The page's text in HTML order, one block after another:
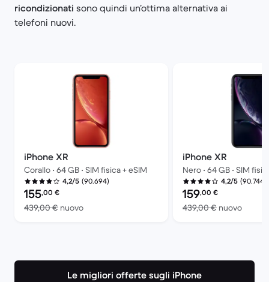
ricondizionati sono quindi un’ottima alternativa ai
telefoni nuovi.
iPhone XR
Corallo • 64 GB • SIM fisica + eSIM
4,2/5 (90.694)
Prezzo del ricondizionato:
155,00 €
439,00 € nuovoRispetto a 439,00 € del nuovo
iPhone XR
Nero • 64 GB • SIM
4,2/5 (90.744)
Prezzo del
159,00 €
439,00 € nuovo
Le migliori offerte sugli iPhone